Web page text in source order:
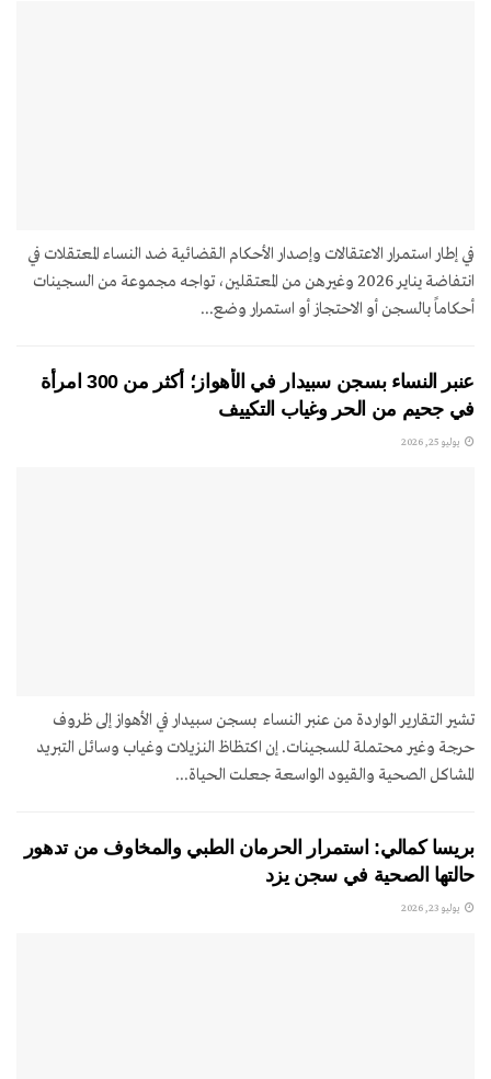
في إطار استمرار الاعتقالات وإصدار الأحكام القضائية ضد النساء المعتقلات في
انتفاضة يناير 2026 وغيرهن من المعتقلين، تواجه مجموعة من السجينات
أحكاماً بالسجن أو الاحتجاز أو استمرار وضع...
عنبر النساء بسجن سبيدار في الأهواز؛ أكثر من 300 امرأة
في جحيم من الحر وغياب التكييف
يوليو 25, 2026
تشير التقارير الواردة من عنبر النساء بسجن سبيدار في الأهواز إلى ظروف
حرجة وغير محتملة للسجينات. إن اكتظاظ النزيلات وغياب وسائل التبريد
المشاكل الصحية والقيود الواسعة جعلت الحياة...
بريسا كمالي: استمرار الحرمان الطبي والمخاوف من تدهور
حالتها الصحية في سجن يزد
يوليو 23, 2026